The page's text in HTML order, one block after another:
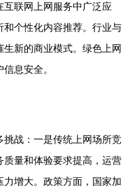
互联网上网服务中广泛应
和个性化内容推荐。行业与
新的商业模式。绿色上网
息安全。
挑战：一是传统上网场所竞
量和体验要求提高，运营
增大。政策方面，国家加